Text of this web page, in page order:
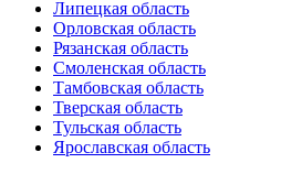
Липецкая область
Орловская область
Рязанская область
Смоленская область
Тамбовская область
Тверская область
Тульская область
Ярославская область